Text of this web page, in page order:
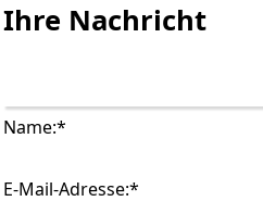
Ihre Nachricht
Name:*
E-Mail-Adresse:*